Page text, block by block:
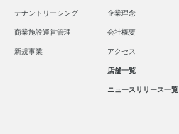
テナントリーシング
商業施設運営管理
新規事業
企業理念
会社概要
アクセス
店舗一覧
ニュースリリース一覧